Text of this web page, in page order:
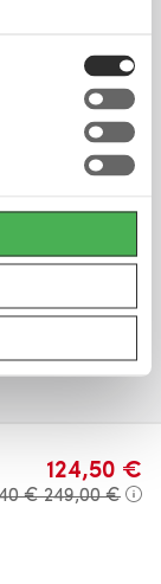
124,50 €
€249,00 €